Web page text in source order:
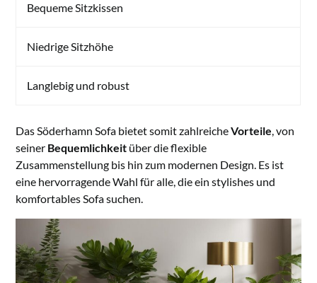
Bequeme Sitzkissen
Niedrige Sitzhöhe
Langlebig und robust
Das Söderhamn Sofa bietet somit zahlreicheVorteile, von
seiner Bequemlichkeit über die flexible
Zusammenstellung bis hin zum modernen Design. Es ist
eine hervorragende Wahl für alle, die ein stylishes und
komfortables Sofa suchen.